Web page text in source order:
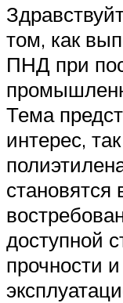
том, как
ПНД при
Тема
интерес,
становятся
доступной
прочности